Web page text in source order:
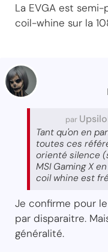
La EVGA est
coil-whine sur la
par
Tant qu'on en
toutes ces
orienté silence
MSI Gaming X
coil whine est
Je confirme pour
par disparaitre.
généralité.